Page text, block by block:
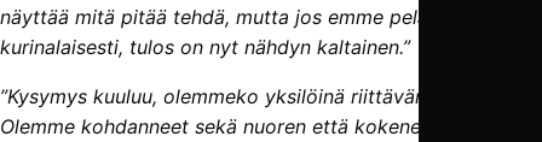
näyttää mitä pitää tehdä, mutta jos emme pelaa
kurinalaisesti, tulos on nyt nähdyn kaltainen.”
”Kysymys kuuluu, olemmeko yksilöinä riittävän hyviä.
Olemme kohdanneet sekä nuoren että kokeneen